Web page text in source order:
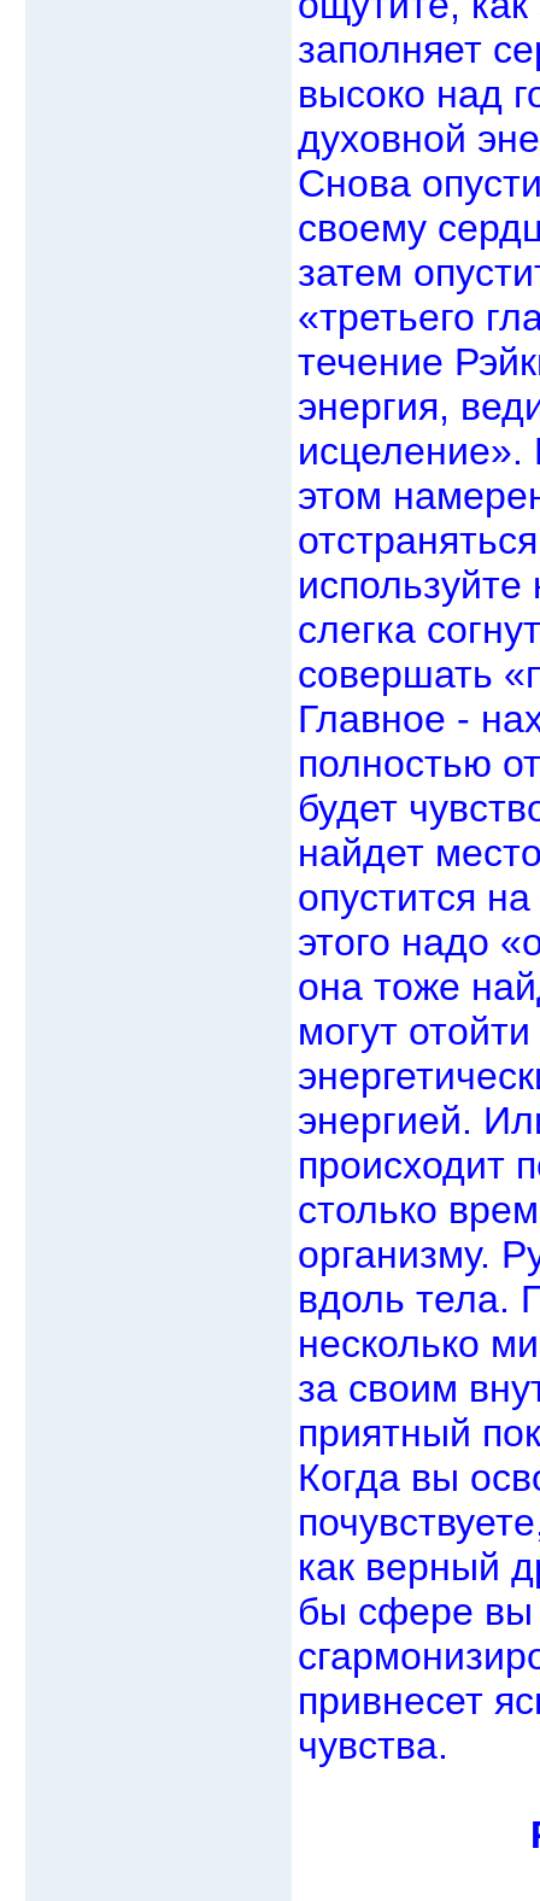
заполняет
высоко над
духовной
Снова
своему
затем
«третьего
течение
энергия,
исцеление».
этом
слегка
совершать
Главное -
полностью
будет
найдет
опустится
этого надо
она тоже
могут
энергией.
происходит
столько
организму.
вдоль тела.
несколько
за своим
приятный
Когда вы
как верный
бы сфере вы
привнесет
чувства.